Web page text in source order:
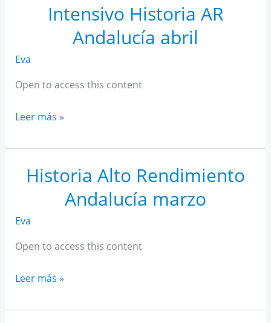
AndalucíaIntensivo Historia AR
Andalucía abril
Eva
Open to access this content
Intensivo
AR
Andalucía
abril
Leer más »
Historia Alto Rendimiento
Andalucía marzo
Eva
Open to access this content
Historia
Rendimiento
Leer más »